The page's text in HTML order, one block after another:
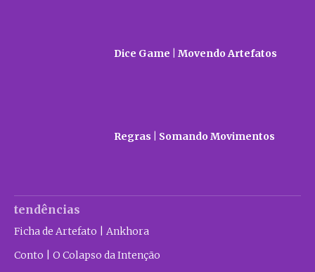
Dice Game | Movendo Artefatos
Regras | Somando Movimentos
tendências
Ficha de Artefato | Ankhora
Conto | O Colapso da Intenção